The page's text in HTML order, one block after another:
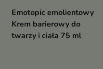
Emotopic emolientowy
Krem barierowy do
twarzy i ciała 75 ml